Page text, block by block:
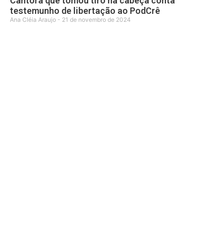
testemunho de libertação ao PodCrê
Ana Cléia Araujo 21 de novembro de 2024